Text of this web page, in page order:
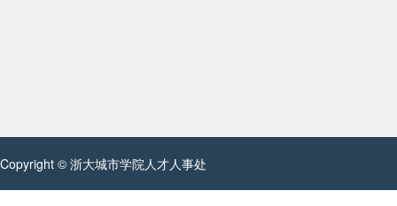
Copyright © 浙大城市学院人才人事处